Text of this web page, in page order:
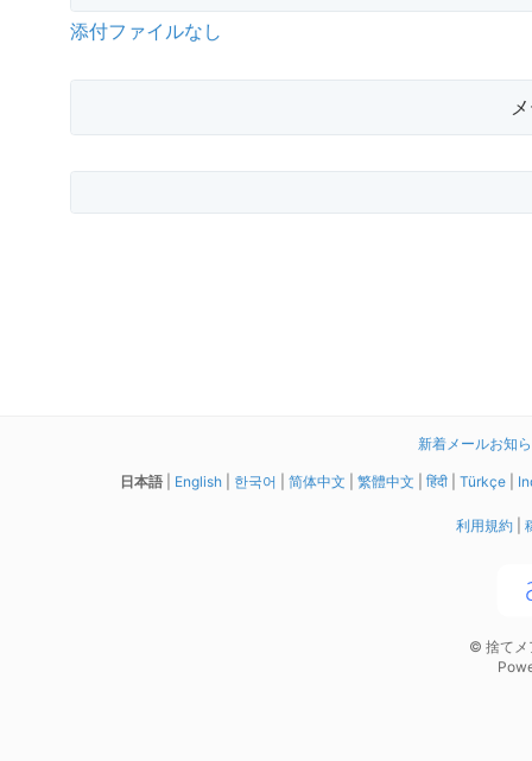
添付ファイルなし
新着メールお知
日本語 English 한국어 简体中文 繁體中文 हिंदी Türkçe
利用規約
© 捨てメ